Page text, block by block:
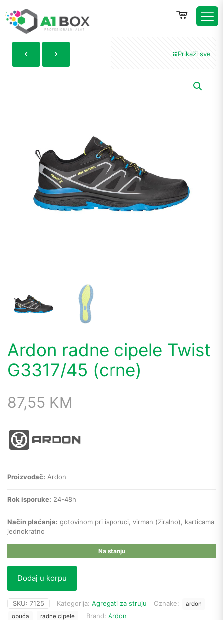
Prikaži sve
Ardon radne cipele Twist
G3317/45 (crne)
87,55 KM
Proizvođač: Ardon
Rok isporuke: 24-48h
Način plaćanja: gotovinom pri isporuci, virman (žiralno), karticama
jednokratno
Na stanju
Dodaj u korpu
SKU: 7125 Kategorija: Agregati za struju Oznake:
ardon
obuća
radne cipele Brand: Ardon